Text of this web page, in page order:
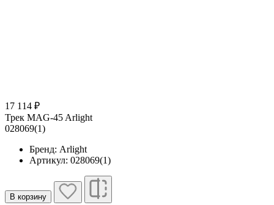
17 114 ₽
Трек MAG-45 Arlight
028069(1)
Бренд: Arlight
Артикул: 028069(1)
В корзину